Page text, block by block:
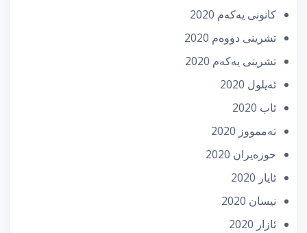
كانونی یه‌كه‌م 2020
تشرینی دووه‌م 2020
تشرینی یه‌كه‌م 2020
ئه‌یلول 2020
ئاب 2020
تەممووز 2020
حوزه‌یران 2020
ئایار 2020
نیسان 2020
ئازار 2020